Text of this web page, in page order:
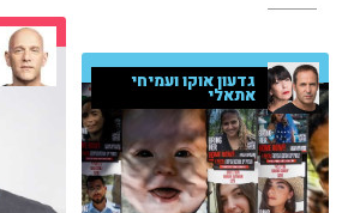
גדעון אוקו ועמיחי
אתאלי